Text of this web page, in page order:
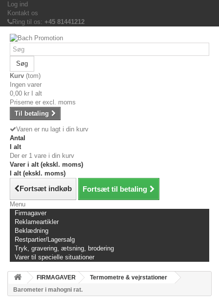
Log ind
Kontakt os
Ring til os: +45 81441212
Søg
Kurv (tom)
Ingen varer
0,00 kr
I alt
Priserne er excl. moms
Til betaling
Varen er nu lagt i din kurv
Antal
I alt
Der er 1 vare i din kurv
Varer i alt (ekskl. moms)
I alt (ekskl. moms)
Fortsæt indkøb Fortsæt til betaling
Menu
Firmagaver
Reklameartikler
Beklædning
Restpartier/Lagersalg
Tryk, gravering, ætsning, brodering
Varer til specielle situationer
FIRMAGAVER
Termometre & vejrstationer
Barometer i mahogni rat.